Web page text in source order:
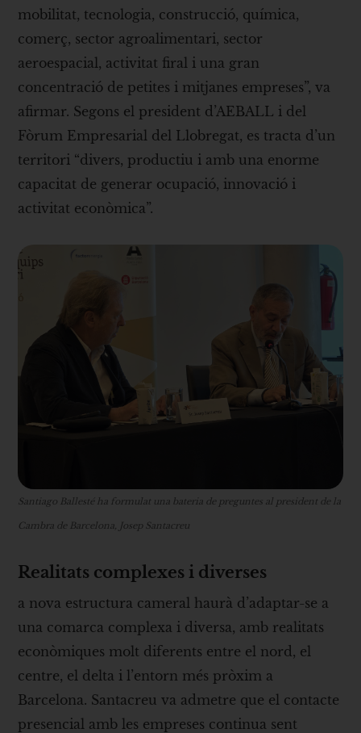
mobilitat, tecnologia, construcció, química,
comerç, sector agroalimentari, sector
aeroespacial, activitat firal i una gran
concentració de petites i mitjanes empreses”, va
afirmar. Segons el president d’AEBALL i del
Fòrum Empresarial del Llobregat, es tracta d’un
territori “divers, productiu i amb una enorme
capacitat de generar ocupació, innovació i
activitat econòmica”.
Santiago Ballesté ha formulat una bateria de preguntes al president de la
Cambra de Barcelona, Josep Santacreu
Realitats complexes i diverses
a nova estructura cameral haurà d’adaptar-se a
una comarca complexa i diversa, amb realitats
econòmiques molt diferents entre el nord, el
centre, el delta i l’entorn més pròxim a
Barcelona. Santacreu va admetre que el contacte
presencial amb les empreses continua sent